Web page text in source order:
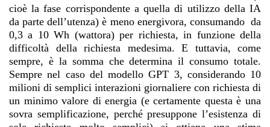
cioè la fase corrispondente a quella di utilizzo della IA
da parte dell’utenza) è meno energivora, consumando da
0,3 a 10 Wh (wattora) per richiesta, in funzione della
difficoltà della richiesta medesima. E tuttavia, come
sempre, è la somma che determina il consumo totale.
Sempre nel caso del modello GPT 3, considerando 10
milioni di semplici interazioni giornaliere con richiesta di
un minimo valore di energia (e certamente questa è una
sovra semplificazione, perché presuppone l’esistenza di